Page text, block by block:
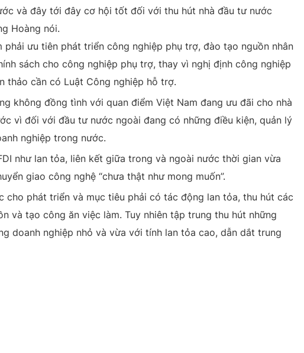
và đây tới đây cơ hội tốt đối với thu hút nhà đầu tư nước
Hoàng nói.
ưu tiên phát triển công nghiệp phụ trợ, đào tạo nguồn nhân
sách cho công nghiệp phụ trợ, thay vì nghị định công nghiệp
thảo cần có Luật Công nghiệp hỗ trợ.
không đồng tình với quan điểm Việt Nam đang ưu đãi cho nhà
vì đối với đầu tư nước ngoài đang có những điều kiện, quản lý
nghiệp trong nước.
như lan tỏa, liên kết giữa trong và ngoài nước thời gian vừa
giao công nghệ “chưa thật như mong muốn”.
cho phát triển và mục tiêu phải có tác động lan tỏa, thu hút các
và tạo công ăn việc làm. Tuy nhiên tập trung thu hút những
doanh nghiệp nhỏ và vừa với tính lan tỏa cao, dẫn dắt trung